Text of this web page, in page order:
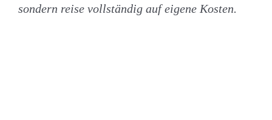
sondern reise vollständig auf eigene Kosten.